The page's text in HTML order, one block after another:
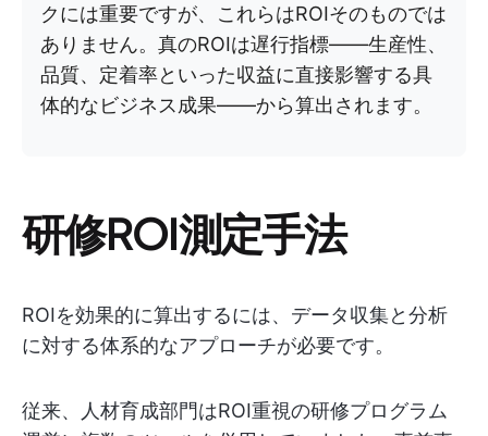
クには重要ですが、これらはROIそのものでは
ありません。真のROIは遅行指標——生産性、
品質、定着率といった収益に直接影響する具
体的なビジネス成果——から算出されます。
研修ROI測定手法
ROIを効果的に算出するには、データ収集と分析
に対する体系的なアプローチが必要です。
従来、人材育成部門はROI重視の研修プログラム